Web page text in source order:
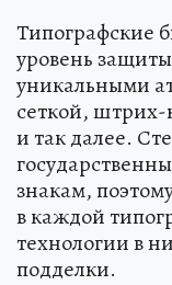
Типографские
уровень
уникальными
сеткой,
и так далее.
знакам,
в каждой
технологии в
подделки.